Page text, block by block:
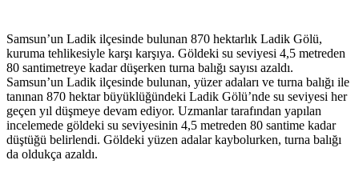
Samsun’un Ladik ilçesinde bulunan 870 hektarlık Ladik Gölü,
kuruma tehlikesiyle karşı karşıya. Göldeki su seviyesi 4,5 metreden
80 santimetreye kadar düşerken turna balığı sayısı azaldı.
Samsun’un Ladik ilçesinde bulunan, yüzer adaları ve turna balığı ile
tanınan 870 hektar büyüklüğündeki Ladik Gölü’nde su seviyesi her
geçen yıl düşmeye devam ediyor. Uzmanlar tarafından yapılan
incelemede göldeki su seviyesinin 4,5 metreden 80 santime kadar
düştüğü belirlendi. Göldeki yüzen adalar kaybolurken, turna balığı
da oldukça azaldı.